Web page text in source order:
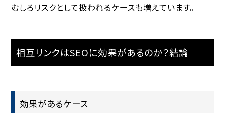
むしろリスクとして扱われるケースも増えています。
相互リンクはSEOに効果があるのか？結論
効果があるケース